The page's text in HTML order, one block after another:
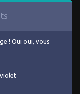
! Oui oui, vous